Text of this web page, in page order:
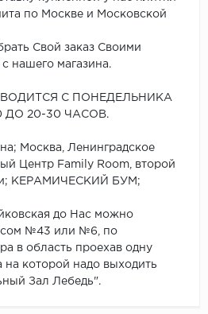
по Москве и Московской
Свой заказ Своими
нашего магазина.
С ПОНЕДЕЛЬНИКА
ДО 20-30 ЧАСОВ.
Москва, Ленинградское
Центр Family Room, второй
КЕРАМИЧЕСКИЙ БУМ;
до Нас можно
№43 или №6, по
в область проехав одну
на которой надо выходить
Зал Лебедь".